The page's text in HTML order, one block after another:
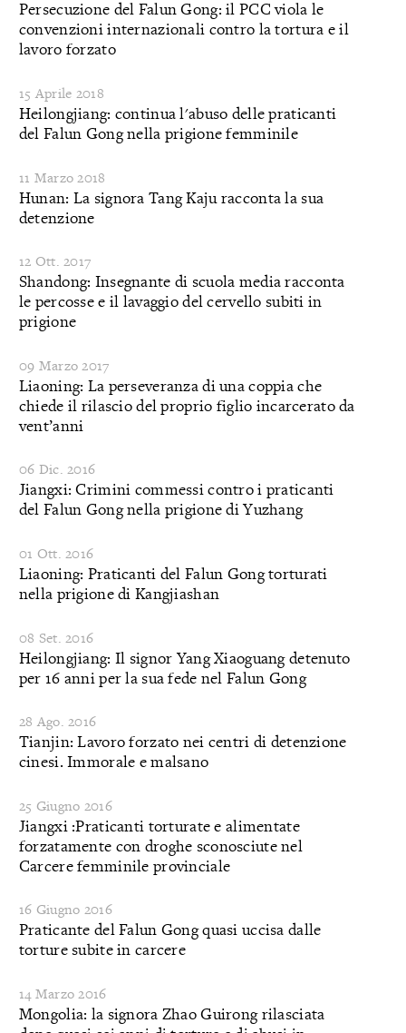
Persecuzione del Falun Gong: il PCC viola le
convenzioni internazionali contro la tortura e il
lavoro forzato
15 Aprile 2018
Heilongjiang: continua l'abuso delle praticanti
del Falun Gong nella prigione femminile
11 Marzo 2018
Hunan: La signora Tang Kaju racconta la sua
detenzione
12 Ott. 2017
Shandong: Insegnante di scuola media racconta
le percosse e il lavaggio del cervello subiti in
prigione
09 Marzo 2017
Liaoning: La perseveranza di una coppia che
chiede il rilascio del proprio figlio incarcerato da
vent’anni
06 Dic. 2016
Jiangxi: Crimini commessi contro i praticanti
del Falun Gong nella prigione di Yuzhang
01 Ott. 2016
Liaoning: Praticanti del Falun Gong torturati
nella prigione di Kangjiashan
08 Set. 2016
Heilongjiang: Il signor Yang Xiaoguang detenuto
per 16 anni per la sua fede nel Falun Gong
28 Ago. 2016
Tianjin: Lavoro forzato nei centri di detenzione
cinesi. Immorale e malsano
25 Giugno 2016
Jiangxi :Praticanti torturate e alimentate
forzatamente con droghe sconosciute nel
Carcere femminile provinciale
16 Giugno 2016
Praticante del Falun Gong quasi uccisa dalle
torture subite in carcere
14 Marzo 2016
Mongolia: la signora Zhao Guirong rilasciata